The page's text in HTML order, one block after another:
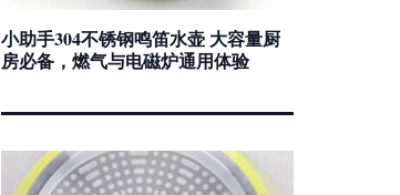
小助手304不锈钢鸣笛水壶 大容量厨
房必备，燃气与电磁炉通用体验